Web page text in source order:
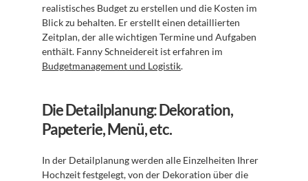
realistisches Budget zu erstellen und die Kosten im
Blick zu behalten. Er erstellt einen detaillierten
Zeitplan, der alle wichtigen Termine und Aufgaben
Budgetmanagement und Logistik.
Die Detailplanung: Dekoration,
Papeterie, Menü, etc.
In der Detailplanung werden alle Einzelheiten Ihrer
Hochzeit festgelegt, von der Dekoration über die